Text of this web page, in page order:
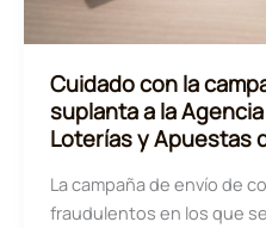
Cuidado con la
suplanta a la
Loterías y Apuestas
La campaña de envío de
fraudulentos en los que